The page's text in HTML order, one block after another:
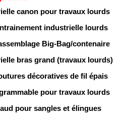
canon pour travaux lourds
industrielle lourds
Big-Bag/contenaire
bras grand (travaux lourds)
décoratives de fil épais
pour travaux lourds
pour sangles et élingues